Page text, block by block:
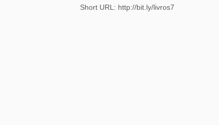
Short URL: http://bit.ly/livros7